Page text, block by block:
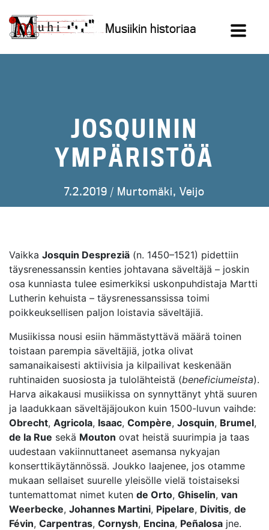
sisältöön
Musiikin historiaa
JOSQUININ
YMPÄRISTÖÄ
7.2.2019 / Murtomäki, Veijo
Vaikka Josquin Despreziä (n. 1450–1521) pidettiin
täysrenessanssin kenties johtavana säveltäjä – joskin
osa kunniasta tulee esimerkiksi uskonpuhdistaja Martti
Lutherin kehuista – täysrenessanssissa toimi
poikkeuksellisen paljon loistavia säveltäjiä.
Musiikissa nousi esiin hämmästyttävä määrä toinen
toistaan parempia säveltäjiä, jotka olivat
samanaikaisesti aktiivisia ja kilpailivat keskenään
ruhtinaiden suosiosta ja tulolähteistä (beneficiumeista).
Harva aikakausi musiikissa on synnyttänyt yhtä suuren
ja laadukkaan säveltäjäjoukon kuin 1500-luvun vaihde:
Obrecht, Agricola, Isaac, Compère, Josquin, Brumel,
de la Rue sekä Mouton ovat heistä suurimpia ja taas
uudestaan vakiinnuttaneet asemansa nykyajan
konserttikäytännössä. Joukko laajenee, jos otamme
mukaan sellaiset suurelle yleisölle vielä toistaiseksi
tuntemattomat nimet kuten de Orto, Ghiselin, van
Weerbecke, Johannes Martini, Pipelare, Divitis, de
Févin, Carpentras, Cornysh, Encina, Peñalosa jne.